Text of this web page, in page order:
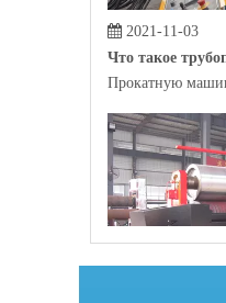
Прокатную